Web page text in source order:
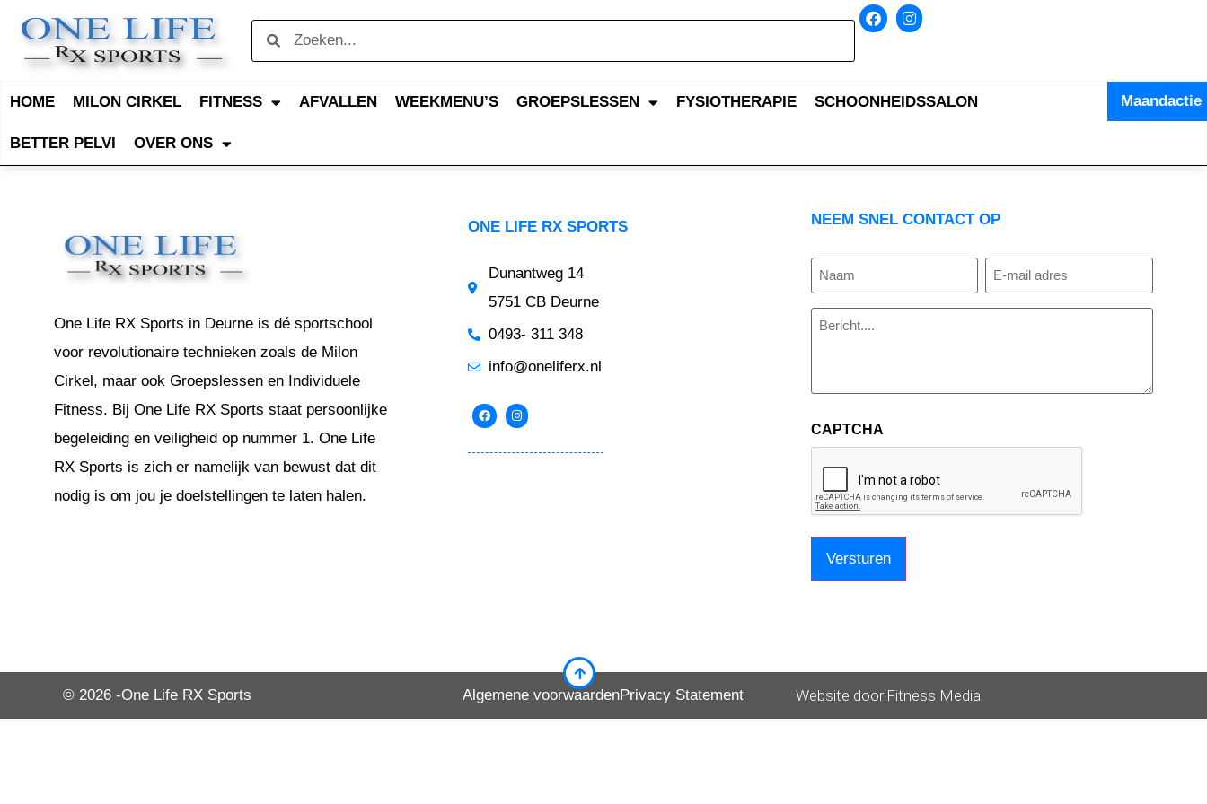
HOME MILON CIRKEL FITNESS AFVALLEN WEEKMENU’S GROEPSLESSEN FYSIOTHERAPIE SCHOONHEIDSSALON
BETTER PELVI OVER ONS
Maandactie
One Life RX Sports in Deurne is dé sportschool
voor revolutionaire technieken zoals de Milon
Cirkel, maar ook Groepslessen en Individuele
Fitness. Bij One Life RX Sports staat persoonlijke
begeleiding en veiligheid op nummer 1. One Life
RX Sports is zich er namelijk van bewust dat dit
nodig is om jou je doelstellingen te laten halen.
ONE LIFE RX SPORTS
Dunantweg 14
5751 CB Deurne
0493- 311 348
info@oneliferx.nl
NEEM SNEL CONTACT OP
Naam
(Vereist)
E-
mailadres
Bericht
(Vereist)
CAPTCHA
© 2026 -One Life RX Sports Algemene voorwaardenPrivacy Statement Website door:Fitness Media